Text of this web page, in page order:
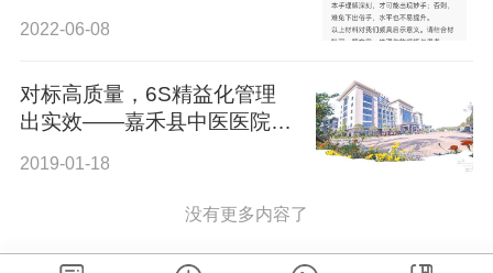
2022-06-08
对标高质量，6S精益化管理
出实效——嘉禾县中医医院精
2019-01-18
没有更多内容了